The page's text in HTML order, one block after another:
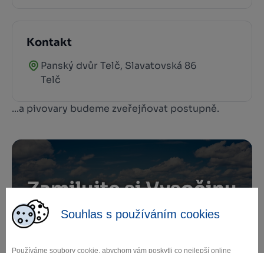
Souhlas s používáním cookies
Používáme soubory cookie, abychom vám poskytli co nejlepší online
Kontakt
Panský dvůr Telč, Slavatovská 86
Telč
...a pivovary budeme zveřejňovat postupně.
Zamilujte si Vysočinu
Přihlaste se k odběru našeho newsletteru